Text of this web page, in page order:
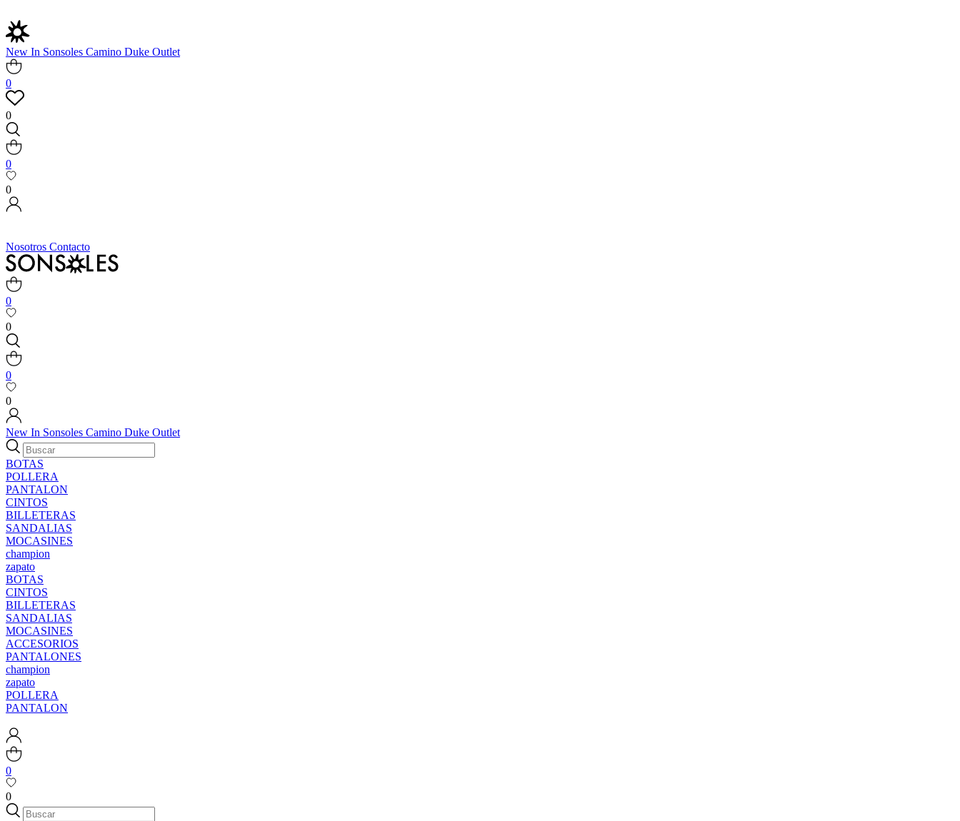
New In Sonsoles Camino Duke Outlet
0
0
0
0
Nosotros Contacto
0
0
0
0
New In Sonsoles Camino Duke Outlet
BOTAS
POLLERA
PANTALON
CINTOS
BILLETERAS
SANDALIAS
MOCASINES
champion
zapato
BOTAS
CINTOS
BILLETERAS
SANDALIAS
MOCASINES
ACCESORIOS
PANTALONES
champion
zapato
POLLERA
PANTALON
0
0